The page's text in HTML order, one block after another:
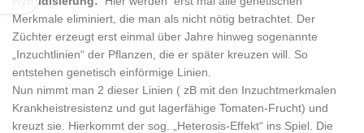
Merkmale eliminiert, die man als nicht nötig betrachtet. Der
Züchter erzeugt erst einmal über Jahre hinweg sogenannte
„Inzuchtlinien“ der Pflanzen, die er später kreuzen will. So
entstehen genetisch einförmige Linien.
Nun nimmt man 2 dieser Linien ( zB mit den Inzuchtmerkmalen
Krankheistresistenz und gut lagerfähige Tomaten-Frucht) und
kreuzt sie. Hierkommt der sog. „Heterosis-Effekt“ ins Spiel. Die